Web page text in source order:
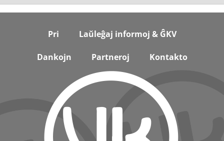
Pri Laŭleĝaj informoj & ĜKV
Dankojn Partneroj Kontakto